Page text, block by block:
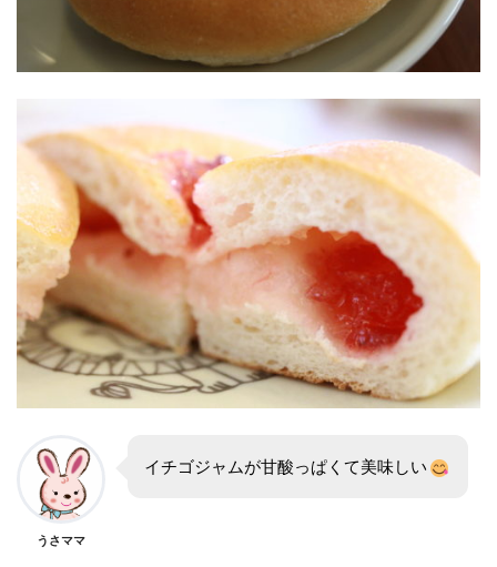
うさママ
イチゴジャムが甘酸っぱくて美味しい